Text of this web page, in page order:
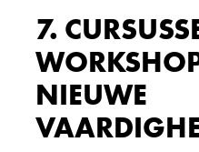
7.
NIEUWE